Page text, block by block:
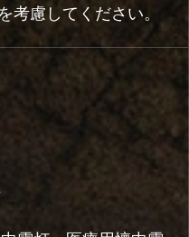
考慮してください。